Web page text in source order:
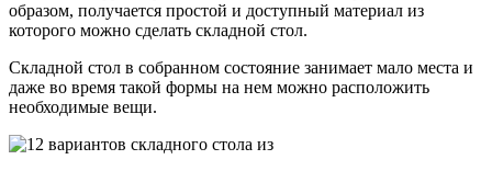
образом, получается простой и доступный материал из
которого можно сделать складной стол.
Складной стол в собранном состояние занимает мало места и
даже во время такой формы на нем можно расположить
необходимые вещи.